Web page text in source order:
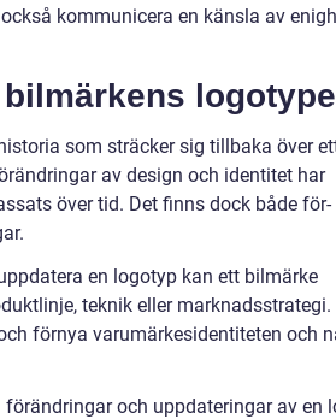
kommunicera en känsla av
som sträcker sig tillbaka över
av design och identitet har
över tid. Det finns dock både för-
en logotyp kan ett bilmärke
teknik eller marknadsstrategi.
förnya varumärkesidentiteten och
och uppdateringar av en